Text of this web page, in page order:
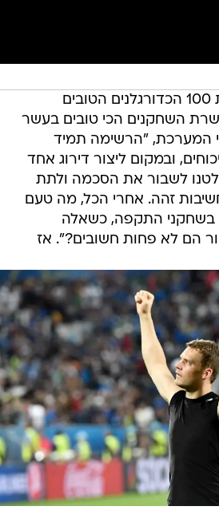
אתר ESPN דירג את 100 הכדורגלנים הטובים
השחקנים הכי טובים בעשר
המערכת, "הרשימה תמיד
ובמקום ליצור דירוג אחד
לשבור את הסכמה ולתת
זהה. אחרי הכל, מה טעם
בשחקני התקפה, כשאלה
הם לא פחות חשובים?". אז